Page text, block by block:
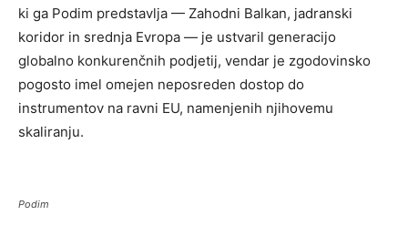
ki ga Podim predstavlja — Zahodni Balkan, jadranski
koridor in srednja Evropa — je ustvaril generacijo
globalno konkurenčnih podjetij, vendar je zgodovinsko
pogosto imel omejen neposreden dostop do
instrumentov na ravni EU, namenjenih njihovemu
skaliranju.
Podim